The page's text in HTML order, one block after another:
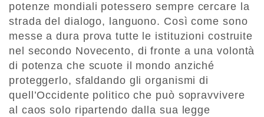
potenze mondiali potessero sempre cercare la
strada del dialogo, languono. Così come sono
messe a dura prova tutte le istituzioni costruite
nel secondo Novecento, di fronte a una volontà
di potenza che scuote il mondo anziché
proteggerlo, sfaldando gli organismi di
quell’Occidente politico che può sopravvivere
al caos solo ripartendo dalla sua legge